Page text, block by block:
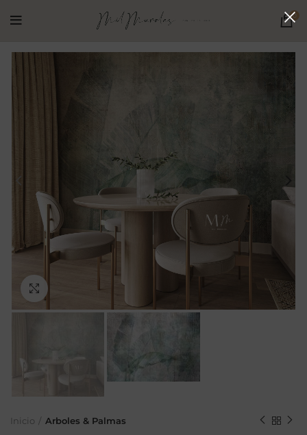
0
Inicio Arboles & Palmas